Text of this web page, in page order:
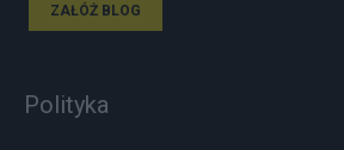
ZAŁÓŻ BLOG
Polityka